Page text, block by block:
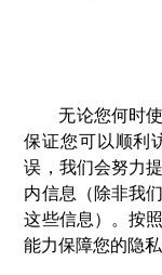
无论您何时
保证您可以顺利
误，我们会努力
内信息（除非我
这些信息）。按
能力保障您的隐